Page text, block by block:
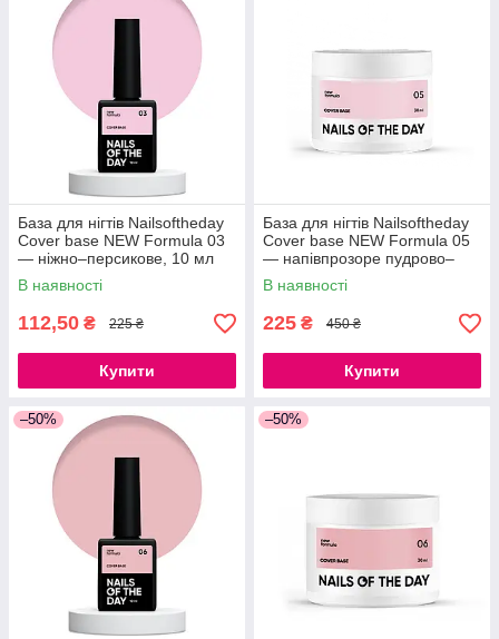
База для нігтів Nailsoftheday
Cover base NEW Formula 03
— ніжно–персикове, 10 мл
В наявності
112,50 ₴ 225 ₴
Купити
База для нігтів Nailsoftheday
Cover base NEW Formula 05
— напівпрозоре пудрово–
рожеве, 30 мл
В наявності
225 ₴ 450 ₴
Купити
–50% –50%